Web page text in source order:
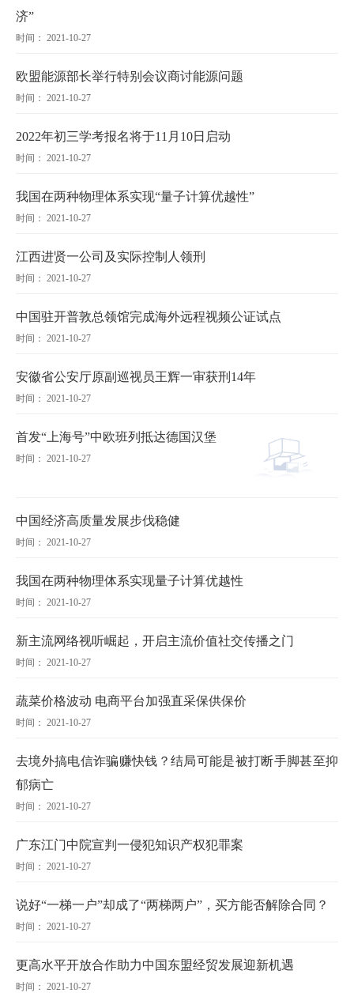
济”
时间： 2021-10-27
欧盟能源部长举行特别会议商讨能源问题
时间： 2021-10-27
2022年初三学考报名将于11月10日启动
时间： 2021-10-27
我国在两种物理体系实现“量子计算优越性”
时间： 2021-10-27
江西进贤一公司及实际控制人领刑
时间： 2021-10-27
中国驻开普敦总领馆完成海外远程视频公证试点
时间： 2021-10-27
安徽省公安厅原副巡视员王辉一审获刑14年
时间： 2021-10-27
首发“上海号”中欧班列抵达德国汉堡
时间： 2021-10-27
中国经济高质量发展步伐稳健
时间： 2021-10-27
我国在两种物理体系实现量子计算优越性
时间： 2021-10-27
新主流网络视听崛起，开启主流价值社交传播之门
时间： 2021-10-27
蔬菜价格波动 电商平台加强直采保供保价
时间： 2021-10-27
去境外搞电信诈骗赚快钱？结局可能是被打断手脚甚至抑
郁病亡
时间： 2021-10-27
广东江门中院宣判一侵犯知识产权犯罪案
时间： 2021-10-27
说好“一梯一户”却成了“两梯两户”，买方能否解除合同？
时间： 2021-10-27
更高水平开放合作助力中国东盟经贸发展迎新机遇
时间： 2021-10-27